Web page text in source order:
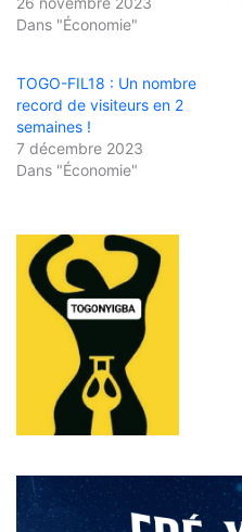
Dans "Économie"
TOGO-FIL18 : Un nombre
record de visiteurs en 2
semaines !
7 décembre 2023
Dans "Économie"